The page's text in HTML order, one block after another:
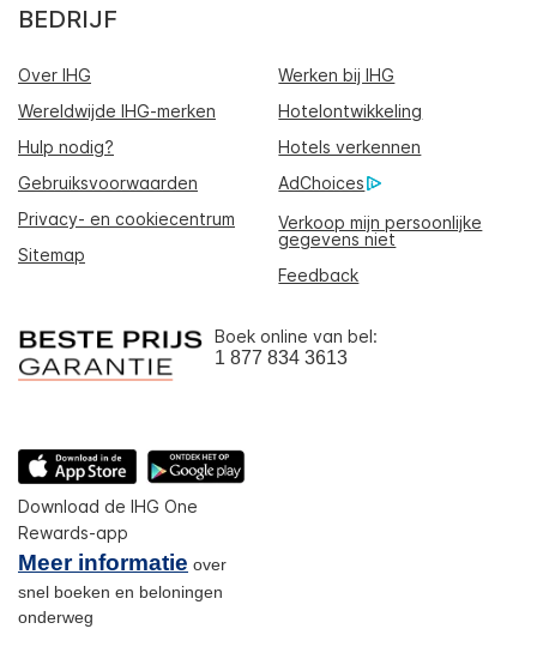
BEDRIJF
Over IHG
Werken bij IHG
Wereldwijde IHG-merken
Hotelontwikkeling
Hulp nodig?
Hotels verkennen
Gebruiksvoorwaarden
AdChoices
Privacy- en cookiecentrum
Verkoop mijn persoonlijke
gegevens niet
Sitemap
Feedback
Boek online van bel:
1 877 834 3613
Download de IHG One
Rewards-app
Meer informatie over
snel boeken en beloningen
onderweg